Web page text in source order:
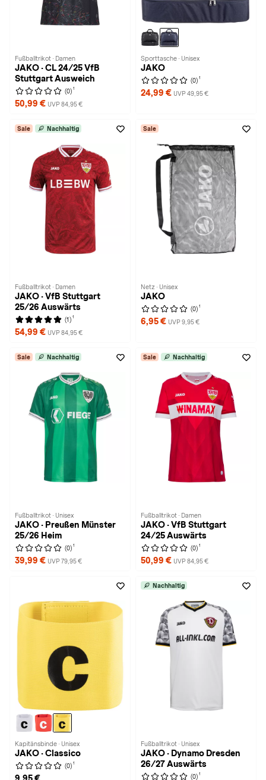
Fußballtrikot · Damen
JAKO · CL 24/25 VfB
Stuttgart Ausweich
(0) 1
50,99 € UVP 84,95 €
Sporttasche · Unisex
JAKO
(0) 1
24,99 € UVP 49,95 €
Sale Nachhaltig
Fußballtrikot · Damen
JAKO · VfB Stuttgart
25/26 Auswärts
(1) 1
54,99 € UVP 84,95 €
Sale
Netz · Unisex
JAKO
(0) 1
6,95 € UVP 9,95 €
Sale Nachhaltig
Fußballtrikot · Unisex
JAKO · Preußen Münster
25/26 Heim
(0) 1
39,99 € UVP 79,95 €
Sale Nachhaltig
Fußballtrikot · Damen
JAKO · VfB Stuttgart
24/25 Auswärts
(0) 1
50,99 € UVP 84,95 €
Kapitänsbinde · Unisex
JAKO · Classico
(0) 1
Nachhaltig
Fußballtrikot · Unisex
JAKO · Dynamo Dresden
26/27 Auswärts
(0) 1